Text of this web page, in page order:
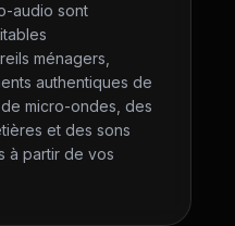
audio sont
ménagers,
authentiques de
micro-ondes, des
et des sons
à partir de vos